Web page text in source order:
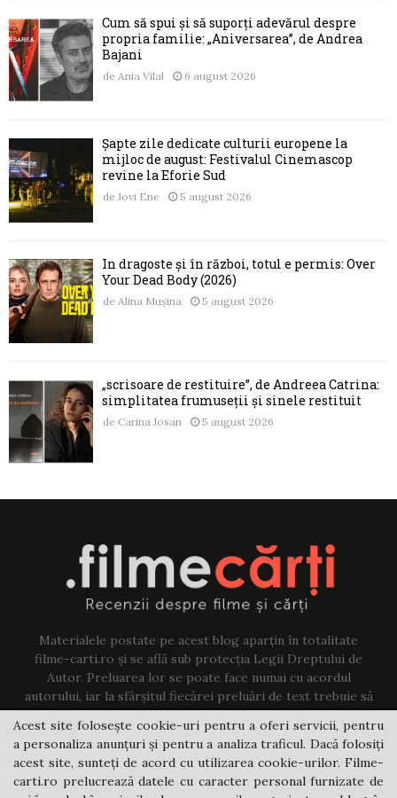
Cum să spui și să suporți adevărul despre
propria familie: „Aniversarea”, de Andrea
Bajani
de Ania Vilal 6 august 2026
Șapte zile dedicate culturii europene la
mijloc de august: Festivalul Cinemascop
revine la Eforie Sud
de Jovi Ene 5 august 2026
În dragoste și în război, totul e permis: Over
Your Dead Body (2026)
de Alina Mușina 5 august 2026
„scrisoare de restituire”, de Andreea Catrina:
simplitatea frumuseții și sinele restituit
de Carina Josan 5 august 2026
Materialele postate pe acest blog aparțin în totalitate
filme-carti.ro și se află sub protecția Legii Dreptului de
Autor. Preluarea lor se poate face numai cu acordul
autorului, iar la sfârșitul fiecărei preluări de text trebuie să
existe un link către acest blog.
Contact us:jovi@filme-carti.ro
Acest site folosește cookie-uri pentru a oferi servicii, pentru
a personaliza anunțuri și pentru a analiza traficul. Dacă folosiți
acest site, sunteți de acord cu utilizarea cookie-urilor. Filme-
carti.ro prelucrează datele cu caracter personal furnizate de